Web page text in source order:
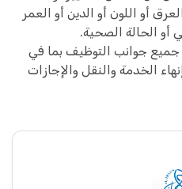
أو اللون أو الدين أو العمر
أو الحالة الصحية.
جوانب التوظيف بما في
الخدمة والنقل والإجازات